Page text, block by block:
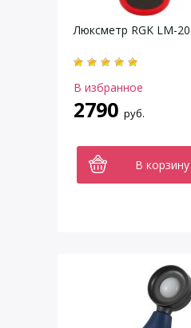
Люксметр RGK LM-20
В избранное
2790 руб.
В корзину